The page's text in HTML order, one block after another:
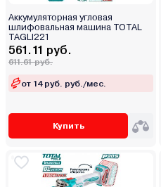
Аккумуляторная угловая
шлифовальная машина TOTAL
TAGLI221
561.11 руб.
611.61 руб.
от 14 руб. руб./мес.
Купить